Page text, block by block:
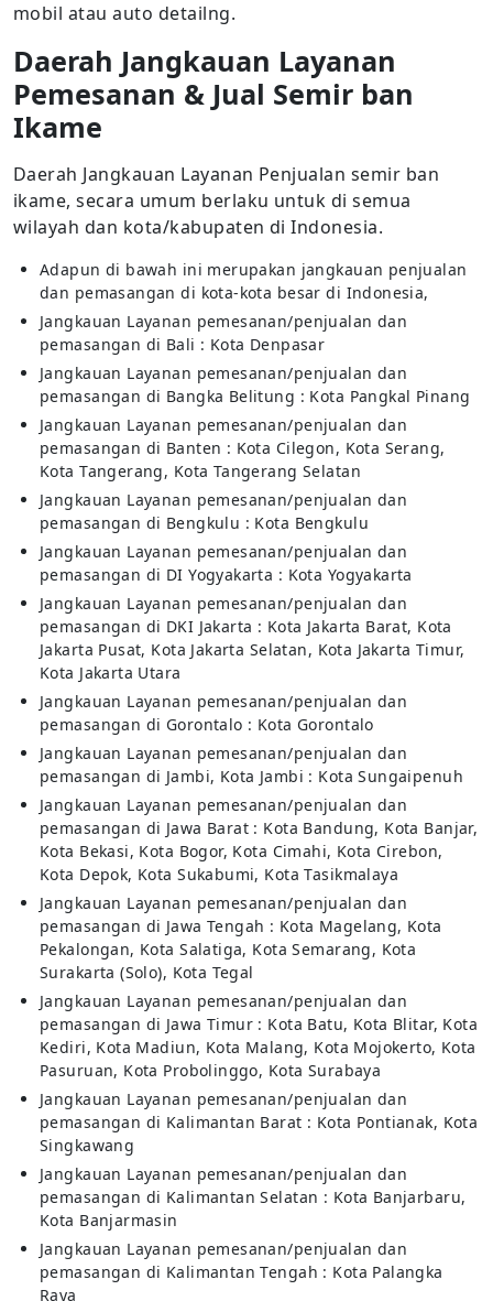
mobil atau auto detailng.
Daerah Jangkauan Layanan
Pemesanan & Jual Semir ban
Ikame
Daerah Jangkauan Layanan Penjualan semir ban
ikame, secara umum berlaku untuk di semua
wilayah dan kota/kabupaten di Indonesia.
Adapun di bawah ini merupakan jangkauan penjualan
dan pemasangan di kota-kota besar di Indonesia,
Jangkauan Layanan pemesanan/penjualan dan
pemasangan di Bali : Kota Denpasar
Jangkauan Layanan pemesanan/penjualan dan
pemasangan di Bangka Belitung : Kota Pangkal Pinang
Jangkauan Layanan pemesanan/penjualan dan
pemasangan di Banten : Kota Cilegon, Kota Serang,
Kota Tangerang, Kota Tangerang Selatan
Jangkauan Layanan pemesanan/penjualan dan
pemasangan di Bengkulu : Kota Bengkulu
Jangkauan Layanan pemesanan/penjualan dan
pemasangan di DI Yogyakarta : Kota Yogyakarta
Jangkauan Layanan pemesanan/penjualan dan
pemasangan di DKI Jakarta : Kota Jakarta Barat, Kota
Jakarta Pusat, Kota Jakarta Selatan, Kota Jakarta Timur,
Kota Jakarta Utara
Jangkauan Layanan pemesanan/penjualan dan
pemasangan di Gorontalo : Kota Gorontalo
Jangkauan Layanan pemesanan/penjualan dan
pemasangan di Jambi, Kota Jambi : Kota Sungaipenuh
Jangkauan Layanan pemesanan/penjualan dan
pemasangan di Jawa Barat : Kota Bandung, Kota Banjar,
Kota Bekasi, Kota Bogor, Kota Cimahi, Kota Cirebon,
Kota Depok, Kota Sukabumi, Kota Tasikmalaya
Jangkauan Layanan pemesanan/penjualan dan
pemasangan di Jawa Tengah : Kota Magelang, Kota
Pekalongan, Kota Salatiga, Kota Semarang, Kota
Surakarta (Solo), Kota Tegal
Jangkauan Layanan pemesanan/penjualan dan
pemasangan di Jawa Timur : Kota Batu, Kota Blitar, Kota
Kediri, Kota Madiun, Kota Malang, Kota Mojokerto, Kota
Pasuruan, Kota Probolinggo, Kota Surabaya
Jangkauan Layanan pemesanan/penjualan dan
pemasangan di Kalimantan Barat : Kota Pontianak, Kota
Singkawang
Jangkauan Layanan pemesanan/penjualan dan
pemasangan di Kalimantan Selatan : Kota Banjarbaru,
Kota Banjarmasin
Jangkauan Layanan pemesanan/penjualan dan
pemasangan di Kalimantan Tengah : Kota Palangka
Raya